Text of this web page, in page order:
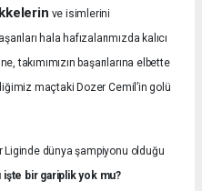
ve isimlerini
hala hafızalarımızda kalıcı
takımımızın başarılarına elbette
maçtaki Dozer Cemil’in golü
Liginde dünya şampiyonu olduğu
işte bir gariplik yok mu?